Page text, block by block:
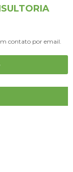
contato por email.